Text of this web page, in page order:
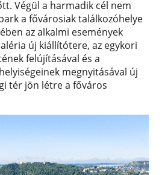
Végül a harmadik cél nem
a fővárosiak találkozóhelye
az alkalmi események
új kiállítótere, az egykori
felújításával és a
megnyitásával új
tér jön létre a főváros